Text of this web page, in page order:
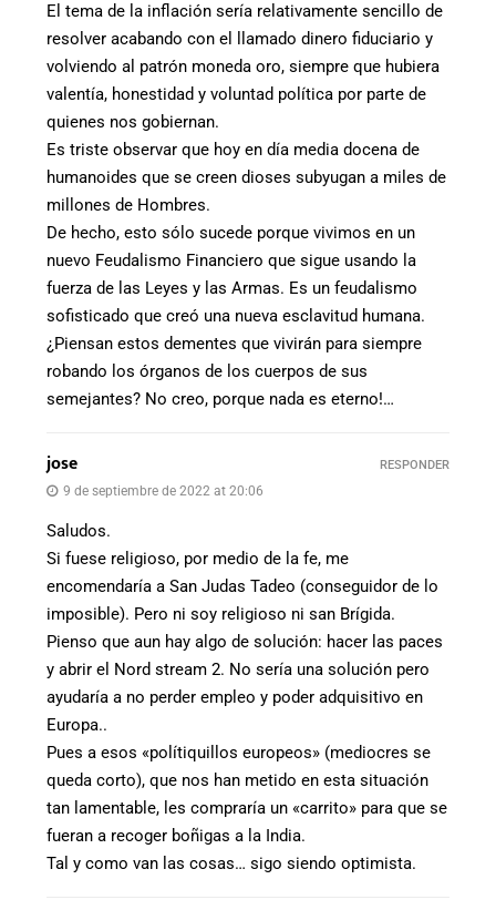
El tema de la inflación sería relativamente sencillo de
resolver acabando con el llamado dinero fiduciario y
volviendo al patrón moneda oro, siempre que hubiera
valentía, honestidad y voluntad política por parte de
quienes nos gobiernan.
Es triste observar que hoy en día media docena de
humanoides que se creen dioses subyugan a miles de
millones de Hombres.
De hecho, esto sólo sucede porque vivimos en un
nuevo Feudalismo Financiero que sigue usando la
fuerza de las Leyes y las Armas. Es un feudalismo
sofisticado que creó una nueva esclavitud humana.
¿Piensan estos dementes que vivirán para siempre
robando los órganos de los cuerpos de sus
semejantes? No creo, porque nada es eterno!…
jose
9 de septiembre de 2022 at 20:06
Saludos.
Si fuese religioso, por medio de la fe, me
encomendaría a San Judas Tadeo (conseguidor de lo
imposible). Pero ni soy religioso ni san Brígida.
Pienso que aun hay algo de solución: hacer las paces
y abrir el Nord stream 2. No sería una solución pero
ayudaría a no perder empleo y poder adquisitivo en
Europa..
Pues a esos «polítiquillos europeos» (mediocres se
queda corto), que nos han metido en esta situación
tan lamentable, les compraría un «carrito» para que se
fueran a recoger boñigas a la India.
Tal y como van las cosas… sigo siendo optimista.
RESPONDER